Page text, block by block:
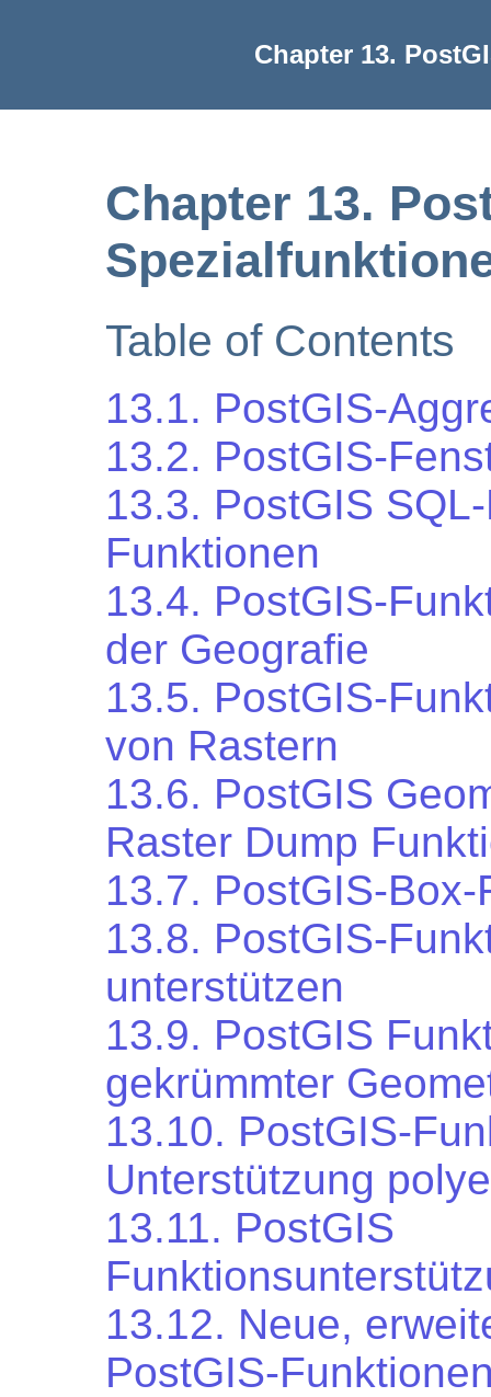
Chapter 13.
Chapter 13.
Table of Contents
13.1. PostGIS-
13.2. PostGIS-
13.3. PostGIS
Funktionen
13.4. PostGIS-
der Geografie
13.5. PostGIS-
von Rastern
13.6. PostGIS
Raster Dump
13.7. PostGIS-
13.8. PostGIS-
unterstützen
13.9. PostGIS
gekrümmter
13.10. PostGIS-
Unterstützung
13.11. PostGIS
13.12. Neue,
PostGIS-